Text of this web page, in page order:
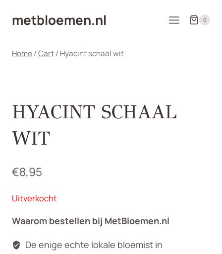
naarmetbloemen.nl 0
Home/Cart/ Hyacint schaal wit
HYACINT SCHAAL
WIT
€8,95
Uitverkocht
Waarom bestellen bij MetBloemen.nl
De enige echte lokale bloemist in